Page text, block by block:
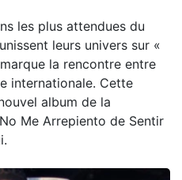
les plus attendues du
leurs univers sur «
la rencontre entre
internationale. Cette
album de la
Me Arrepiento de Sentir